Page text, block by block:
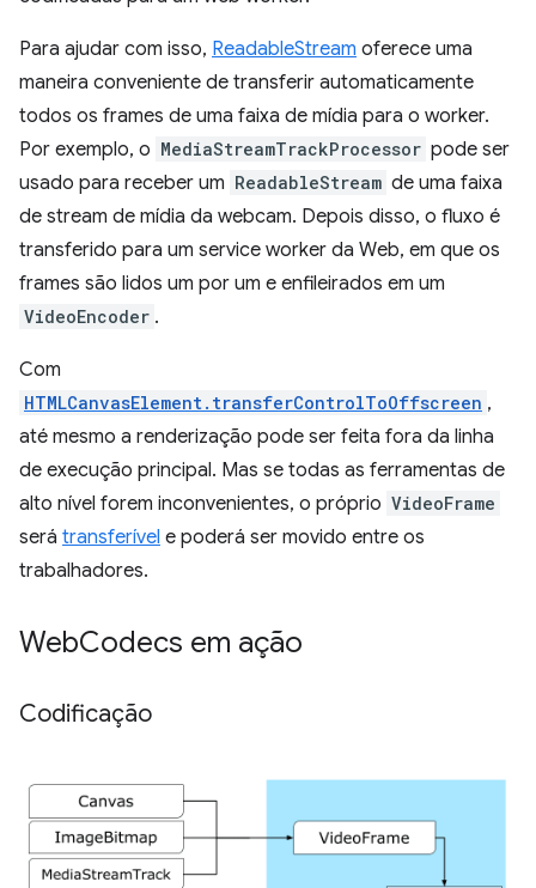
Para ajudar com isso, ReadableStream oferece uma
maneira conveniente de transferir automaticamente
todos os frames de uma faixa de mídia para o worker.
Por exemplo, o MediaStreamTrackProcessor pode ser
usado para receber um ReadableStream de uma faixa
de stream de mídia da webcam. Depois disso, o fluxo é
transferido para um service worker da Web, em que os
frames são lidos um por um e enfileirados em um
VideoEncoder .
Com
HTMLCanvasElement.transferControlToOffscreen ,
até mesmo a renderização pode ser feita fora da linha
de execução principal. Mas se todas as ferramentas de
alto nível forem inconvenientes, o próprio VideoFrame
será transferível e poderá ser movido entre os
trabalhadores.
WebCodecs em ação
Codificação